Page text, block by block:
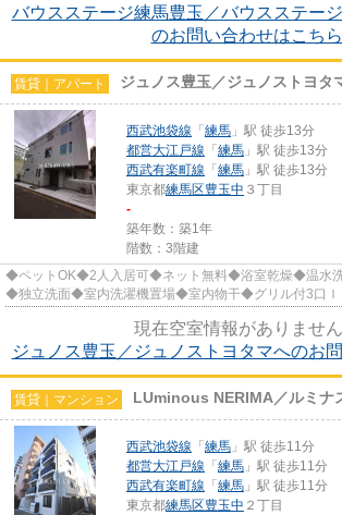
バウスステージ練馬豊玉／バウスステー
のお問い合わせはこちら
賃貸｜アパート ジュノス豊玉／ジュノストヨタ
西武池袋線 「 練馬 」駅 徒歩13分
都営大江戸線 「 練馬 」駅 徒歩13分
西武有楽町線 「 練馬 」駅 徒歩13分
東京都練馬区豊玉中 ３丁目
-
築年数：築1年
階数：3階建
◆ペットOK◆2人入居可◆ネット無料◆浴室乾燥◆温水
◆独立洗面◆室内洗濯機置場◆室内物干◆グリル付3口Ｉ
現在空室情報がありません
ジュノス豊玉／ジュノストヨタマへのお
賃貸｜マンション LUminous NERIMA／ルミナ
西武池袋線 「 練馬 」駅 徒歩11分
都営大江戸線 「 練馬 」駅 徒歩11分
西武有楽町線 「 練馬 」駅 徒歩11分
東京都練馬区豊玉中 ２丁目